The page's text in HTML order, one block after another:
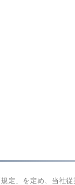
定」を定め、当社